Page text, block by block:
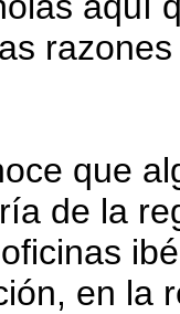
que
de la
en la